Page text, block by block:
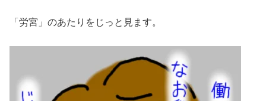
「労宮」のあたりをじっと見ます。